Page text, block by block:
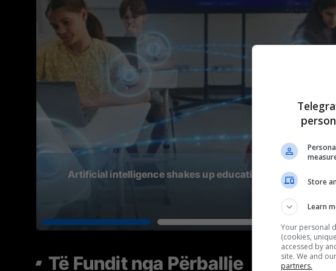
Artificial intelligence shakes up education - Sweden and
schools
Të Fundit nga Përballje
Store
Learn
Your personal
(cookies,
accessed by
site. We and
partners.